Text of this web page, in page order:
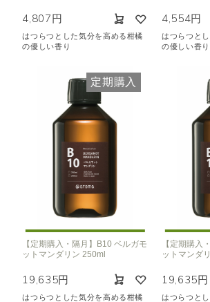
4,807円
はつらつとした気分を高める柑橘
の優しい香り
4,554円
はつらつと
の優しい香り
定期購入
【定期購入・隔月】B10 ベルガモ
ットマンダリン 250ml
19,635円
はつらつとした気分を高める柑橘
【定期購入
ットマンダ
19,635円
はつらつと